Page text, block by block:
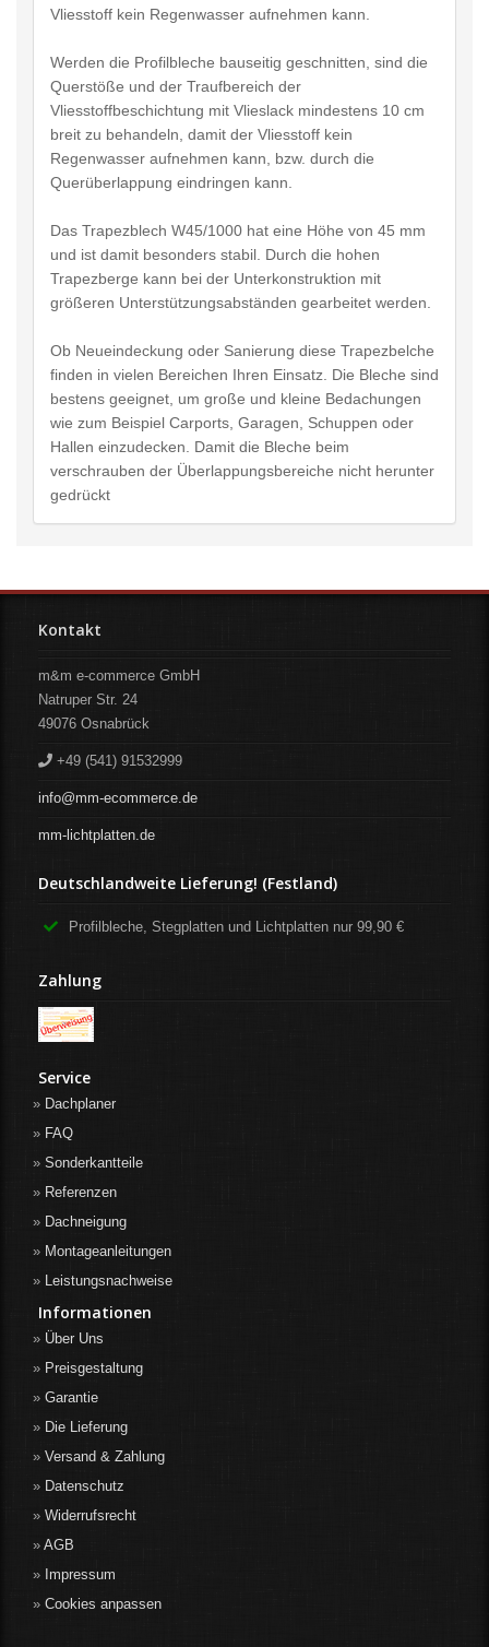
Vliesstoff kein Regenwasser aufnehmen kann.
Werden die Profilbleche bauseitig geschnitten, sind die
Querstöße und der Traufbereich der
Vliesstoffbeschichtung mit Vlieslack mindestens 10 cm
breit zu behandeln, damit der Vliesstoff kein
Regenwasser aufnehmen kann, bzw. durch die
Querüberlappung eindringen kann.
Das Trapezblech W45/1000 hat eine Höhe von 45 mm
und ist damit besonders stabil. Durch die hohen
Trapezberge kann bei der Unterkonstruktion mit
größeren Unterstützungsabständen gearbeitet werden.
Ob Neueindeckung oder Sanierung diese Trapezbelche
finden in vielen Bereichen Ihren Einsatz. Die Bleche sind
bestens geeignet, um große und kleine Bedachungen
wie zum Beispiel Carports, Garagen, Schuppen oder
Hallen einzudecken. Damit die Bleche beim
verschrauben der Überlappungsbereiche nicht herunter
gedrückt
Kontakt
m&m e-commerce GmbH
Natruper Str. 24
49076 Osnabrück
+49 (541) 91532999
info@mm-ecommerce.de
mm-lichtplatten.de
Deutschlandweite Lieferung! (Festland)
Profilbleche, Stegplatten und Lichtplatten nur 99,90 €
Zahlung
Service
Dachplaner
FAQ
Sonderkantteile
Referenzen
Dachneigung
Montageanleitungen
Leistungsnachweise
Informationen
Über Uns
Preisgestaltung
Garantie
Die Lieferung
Versand & Zahlung
Datenschutz
Widerrufsrecht
AGB
Impressum
Cookies anpassen